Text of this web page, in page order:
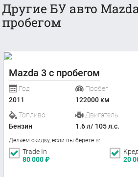
Другие БУ авто
пробегом
Mazda 3 с пробегом
Год
2011
Пробег
122000 км
Топливо
Бензин
Двигатель
1.6 л/ 105 л.с.
Делаем скидку, если вы берете в:
Trade In
80 000₽
20